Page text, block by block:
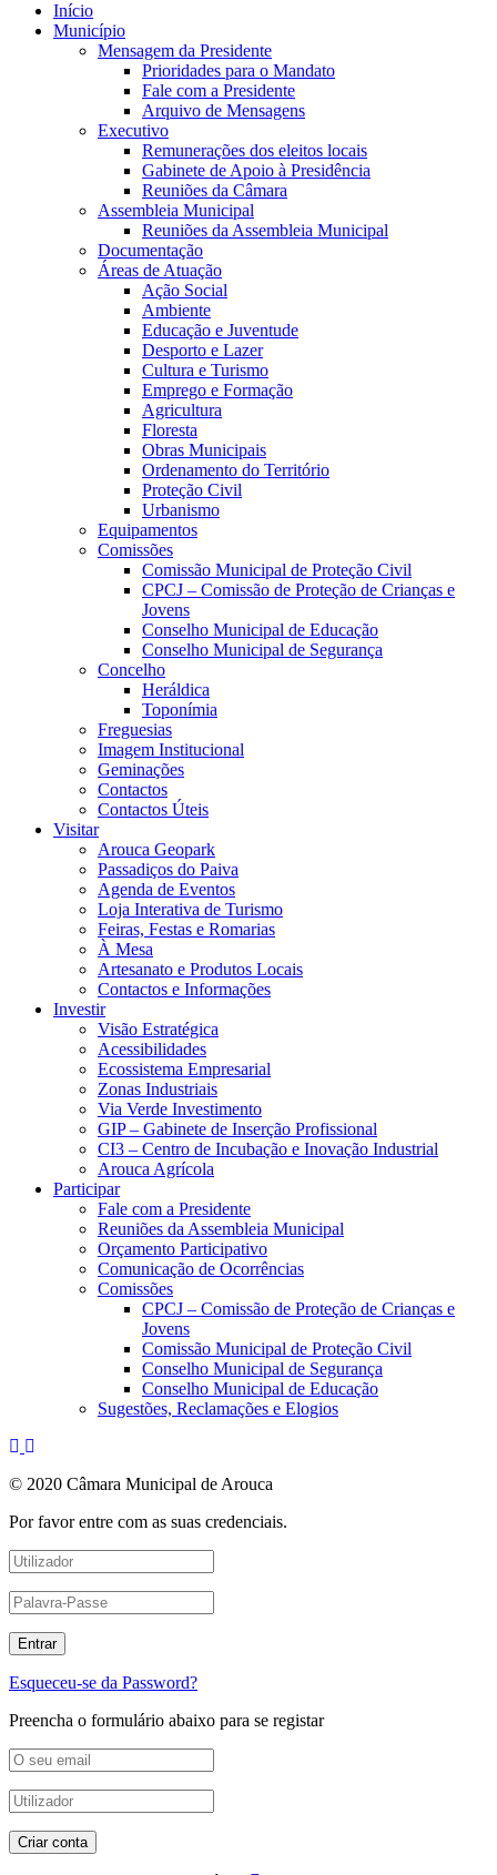
Início
Município
Mensagem da Presidente
Prioridades para o Mandato
Fale com a Presidente
Arquivo de Mensagens
Executivo
Remunerações dos eleitos locais
Gabinete de Apoio à Presidência
Reuniões da Câmara
Assembleia Municipal
Reuniões da Assembleia Municipal
Documentação
Áreas de Atuação
Ação Social
Ambiente
Educação e Juventude
Desporto e Lazer
Cultura e Turismo
Emprego e Formação
Agricultura
Floresta
Obras Municipais
Ordenamento do Território
Proteção Civil
Urbanismo
Equipamentos
Comissões
Comissão Municipal de Proteção Civil
CPCJ – Comissão de Proteção de Crianças e
Jovens
Conselho Municipal de Educação
Conselho Municipal de Segurança
Concelho
Heráldica
Toponímia
Freguesias
Imagem Institucional
Geminações
Contactos
Contactos Úteis
Visitar
Arouca Geopark
Passadiços do Paiva
Agenda de Eventos
Loja Interativa de Turismo
Feiras, Festas e Romarias
À Mesa
Artesanato e Produtos Locais
Contactos e Informações
Investir
Visão Estratégica
Acessibilidades
Ecossistema Empresarial
Zonas Industriais
Via Verde Investimento
GIP – Gabinete de Inserção Profissional
CI3 – Centro de Incubação e Inovação Industrial
Arouca Agrícola
Participar
Fale com a Presidente
Reuniões da Assembleia Municipal
Orçamento Participativo
Comunicação de Ocorrências
Comissões
CPCJ – Comissão de Proteção de Crianças e
Jovens
Comissão Municipal de Proteção Civil
Conselho Municipal de Segurança
Conselho Municipal de Educação
Sugestões, Reclamações e Elogios
© 2020 Câmara Municipal de Arouca
Por favor entre com as suas credenciais.
Esqueceu-se da Password?
Preencha o formulário abaixo para se registar